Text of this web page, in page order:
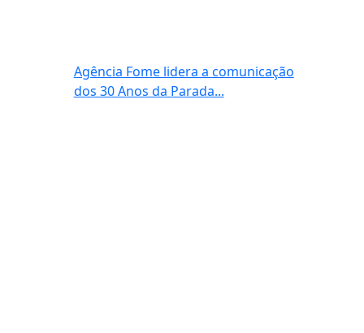
Agência Fome lidera a comunicação
dos 30 Anos da Parada...